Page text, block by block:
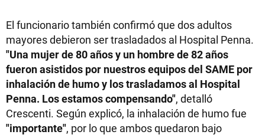
El funcionario también confirmó que dos adultos
mayores debieron ser trasladados al Hospital Penna.
"Una mujer de 80 años y un hombre de 82 años
fueron asistidos por nuestros equipos del SAME por
inhalación de humo y los trasladamos al Hospital
Penna. Los estamos compensando", detalló
Crescenti. Según explicó, la inhalación de humo fue
"importante", por lo que ambos quedaron bajo